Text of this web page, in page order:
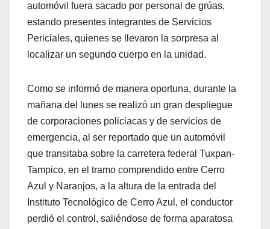
automóvil fuera sacado por personal de grúas,
estando presentes integrantes de Servicios
Periciales, quienes se llevaron la sorpresa al
localizar un segundo cuerpo en la unidad.
Como se informó de manera oportuna, durante la
mañana del lunes se realizó un gran despliegue
de corporaciones policiacas y de servicios de
emergencia, al ser reportado que un automóvil
que transitaba sobre la carretera federal Tuxpan-
Tampico, en el tramo comprendido entre Cerro
Azul y Naranjos, a la altura de la entrada del
Instituto Tecnológico de Cerro Azul, el conductor
perdió el control, saliéndose de forma aparatosa